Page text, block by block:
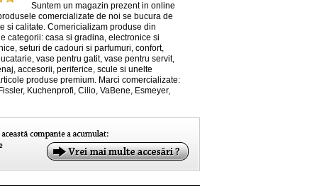
Suntem un magazin prezent in online
comercializate de noi se bucura de
si calitate. Comericializam produse din
categorii: casa si gradina, electronice si
seturi de cadouri si parfumuri, confort,
vase pentru gatit, vase pentru servit,
accesorii, periferice, scule si unelte
produse premium. Marci comercializate:
Kuchenprofi, Cilio, VaBene, Esmeyer,